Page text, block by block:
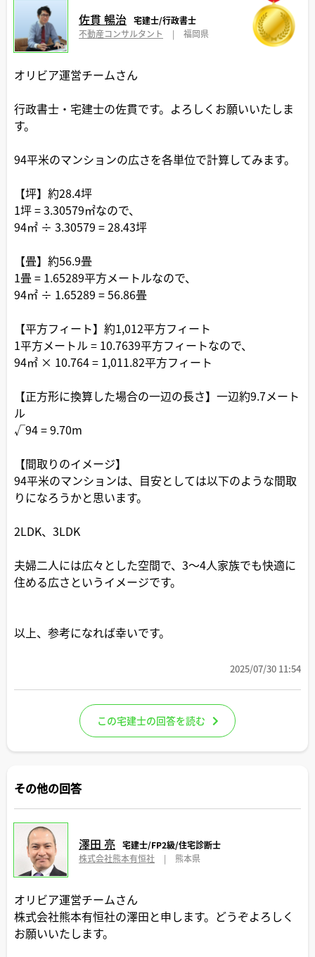
佐貫 暢治 宅建士/行政書士
不動産コンサルタント
| 福岡県
オリビア運営チームさん
行政書士・宅建士の佐貫です。よろしくお願いいたしま
す。
94平米のマンションの広さを各単位で計算してみます。
【坪】約28.4坪
1坪 = 3.30579㎡なので、
94㎡ ÷ 3.30579 = 28.43坪
【畳】約56.9畳
1畳 = 1.65289平方メートルなので、
94㎡ ÷ 1.65289 = 56.86畳
【平方フィート】約1,012平方フィート
1平方メートル = 10.7639平方フィートなので、
94㎡ × 10.764 = 1,011.82平方フィート
【正方形に換算した場合の一辺の長さ】一辺約9.7メート
ル
√94 = 9.70m
【間取りのイメージ】
94平米のマンションは、目安としては以下のような間取
りになろうかと思います。
2LDK、3LDK
夫婦二人には広々とした空間で、3～4人家族でも快適に
住める広さというイメージです。
以上、参考になれば幸いです。
2025/07/30 11:54
この宅建士の回答を読む
その他の回答
澤田 亮
宅建士/FP2級/住宅診断士
株式会社熊本有恒社
| 熊本県
オリビア運営チームさん
株式会社熊本有恒社の澤田と申します。どうぞよろしく
お願いいたします。